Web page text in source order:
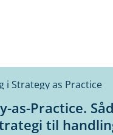
as-Practice.
til